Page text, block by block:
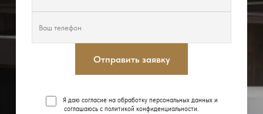
Отправить заявку
Я даю согласие на обработку персональных данных и
соглашаюсь с политикой конфиденциальности.